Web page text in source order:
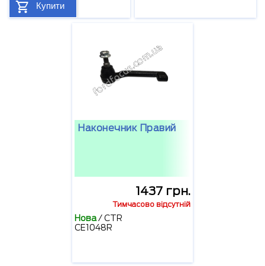
Купити
Наконечник Правий
1437 грн.
Тимчасово відсутній
Нова/CTR
CE1048R